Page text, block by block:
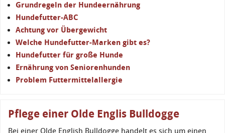
Grundregeln der Hundeernährung
Hundefutter-ABC
Achtung vor Übergewicht
Welche Hundefutter-Marken gibt es?
Hundefutter für große Hunde
Ernährung von Seniorenhunden
Problem Futtermittelallergie
Pflege einer Olde Englis Bulldogge